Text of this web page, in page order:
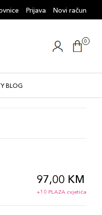
Prijava Novi račun
0
BLOG
97,00 KM
+10 PLAZA cvjetića